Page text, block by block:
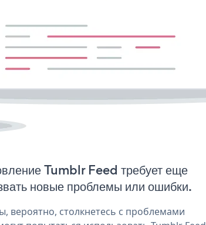
Tumblr Feed требует еще
новые проблемы или ошибки.
вероятно, столкнетесь с проблемами